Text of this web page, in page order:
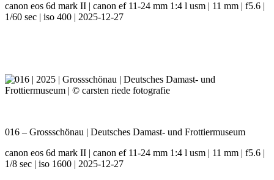
canon eos 6d mark II | canon ef 11-24 mm 1:4 l usm | 11 mm | f5.6 |
1/60 sec | iso 400 | 2025-12-27
016 – Grossschönau | Deutsches Damast- und Frottiermuseum
canon eos 6d mark II | canon ef 11-24 mm 1:4 l usm | 11 mm | f5.6 |
1/8 sec | iso 1600 | 2025-12-27